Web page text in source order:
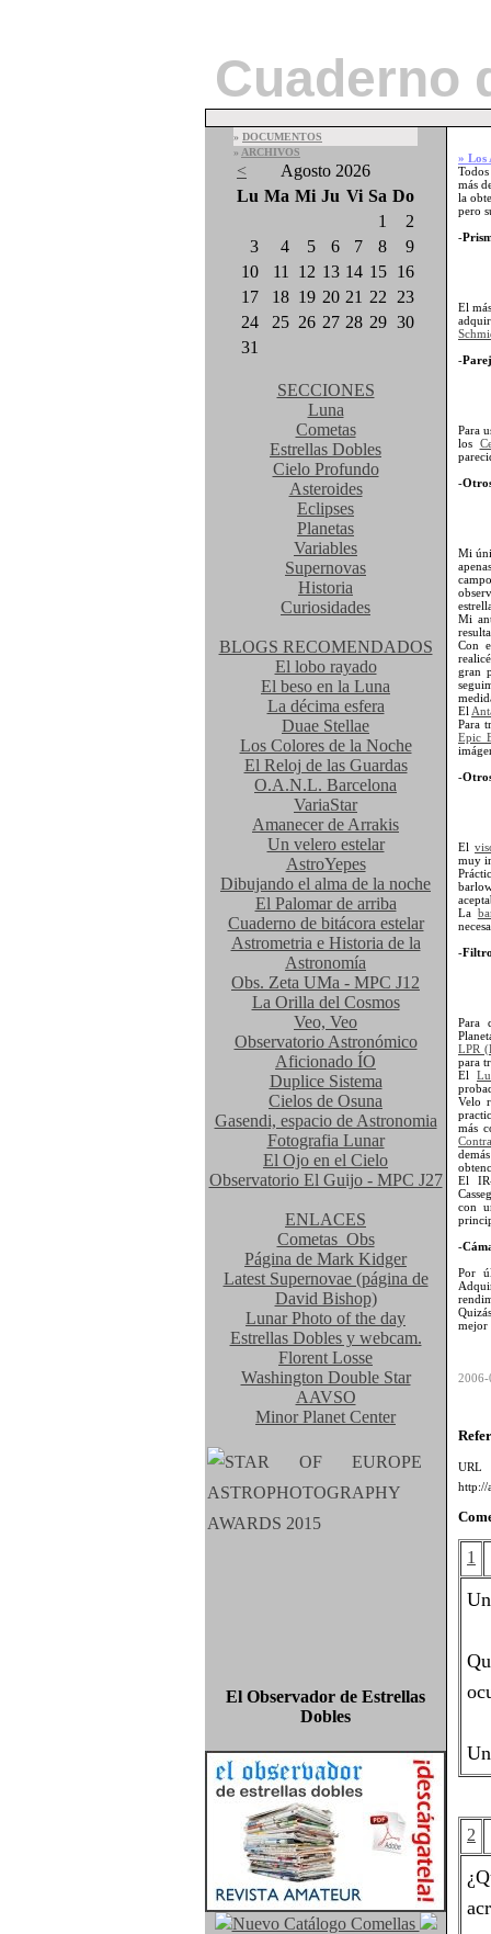
Cuaderno
» DOCUMENTOS
» ARCHIVOS
<
Agosto 2026
Lu Ma Mi Ju Vi Sa Do
1
2
3
4 5 6 7 8
9
10
11 12 13 14 15 16
17
18 19 20 21 22
23
24
25 26 27 28 29 30
31
SECCIONES
Luna
Cometas
Estrellas Dobles
Cielo Profundo
Asteroides
Eclipses
Planetas
Variables
Supernovas
Historia
Curiosidades
BLOGS RECOMENDADOS
El lobo rayado
El beso en la Luna
La décima esfera
Duae Stellae
Los Colores de la Noche
El Reloj de las Guardas
O.A.N.L. Barcelona
VariaStar
Amanecer de Arrakis
Un velero estelar
AstroYepes
Dibujando el alma de la noche
El Palomar de arriba
Cuaderno de bitácora estelar
Astrometria e Historia de la
Astronomía
Obs. Zeta UMa - MPC J12
La Orilla del Cosmos
Veo, Veo
Observatorio Astronómico
Aficionado ÍO
Duplice Sistema
Cielos de Osuna
Gasendi, espacio de Astronomia
Fotografia Lunar
El Ojo en el Cielo
Observatorio El Guijo - MPC J27
ENLACES
Cometas_Obs
Página de Mark Kidger
Latest Supernovae (página de
David Bishop)
Lunar Photo of the day
Estrellas Dobles y webcam.
Florent Losse
Washington Double Star
AAVSO
Minor Planet Center
El Observador de Estrellas
Dobles
Nuevo Catálogo Comellas
» Los
más
la
pero
-
El
-
Para
los
-
Mi
Mi
Con
gran
El
Para
Epic
-
El
muy
La
-
Para
LPR
para
El
Velo
más
El
con
-
Por
mejor
http://
1
2